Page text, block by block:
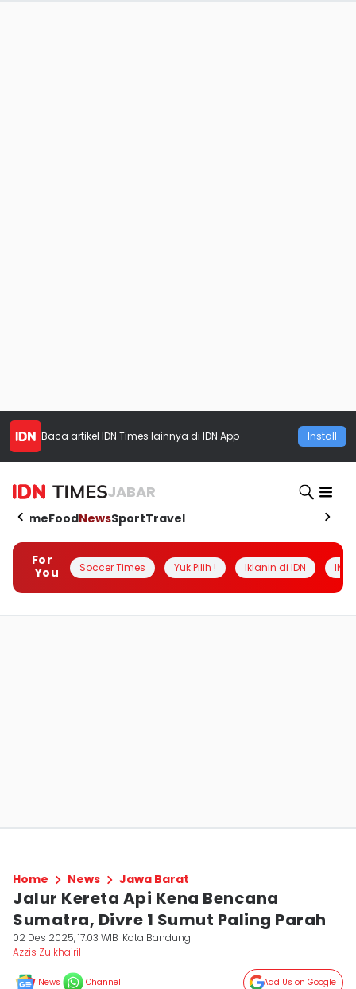
Baca artikel IDN Times lainnya di IDN App Install
JABAR
HomeFoodNewsSportTravel
For
You
Soccer Times Yuk Pilih ! Iklanin di IDN
Home News Jawa Barat
Jalur Kereta Api Kena Bencana
Sumatra, Divre 1 Sumut Paling Parah
02 Des 2025, 17:03 WIB Kota Bandung
Azzis Zulkhairil
News Channel Add Us on Google